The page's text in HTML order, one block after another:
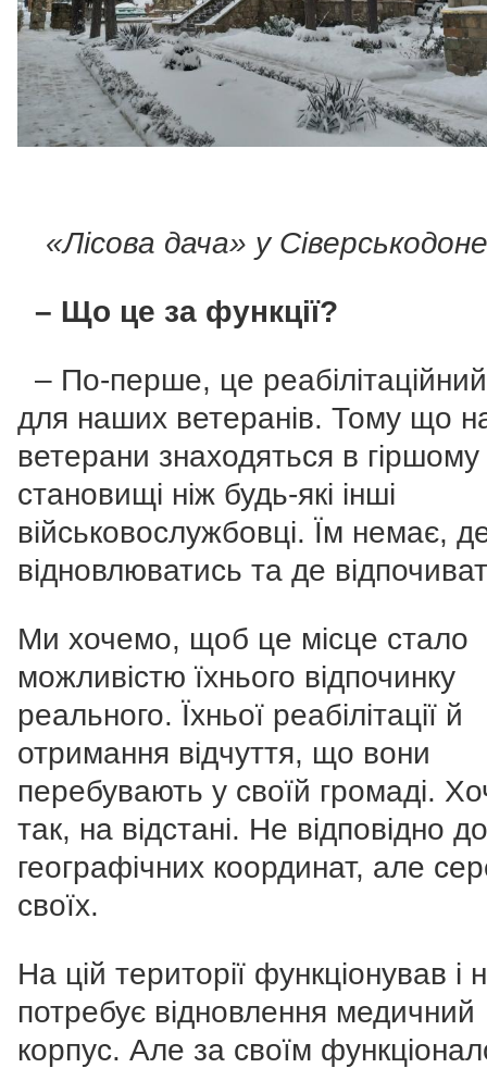
«Лісова дача» у
– Що це за функції?
– По-перше, це
для наших ветеранів. Тому що
ветерани знаходяться в гіршому
становищі ніж будь-які інші
військовослужбовці. Їм немає,
відновлюватись та де
Ми хочемо, щоб це місце стало
можливістю їхнього відпочинку
реального. Їхньої реабілітації й
отримання відчуття, що вони
перебувають у своїй громаді.
так, на відстані. Не відповідно до
географічних координат, але
своїх.
На цій території функціонував і
потребує відновлення медичний
корпус. Але за своїм